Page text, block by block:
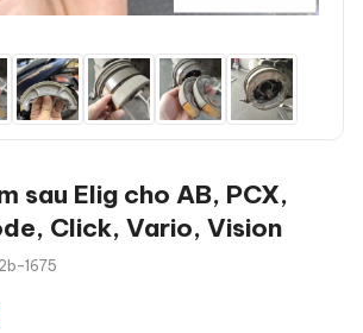
sau Elig cho AB, PCX,
Click, Vario, Vision
1675